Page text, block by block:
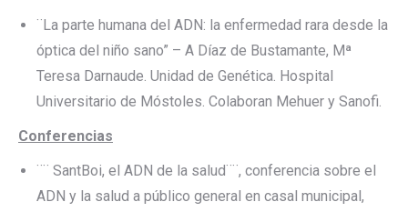
¨La parte humana del ADN: la enfermedad rara desde la
óptica del niño sano” – A Díaz de Bustamante, Mª
Teresa Darnaude. Unidad de Genética. Hospital
Universitario de Móstoles. Colaboran Mehuer y Sanofi.
Conferencias
¨¨ SantBoi, el ADN de la salud¨¨, conferencia sobre el
ADN y la salud a público general en casal municipal,